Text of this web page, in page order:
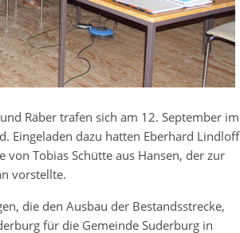
Räber trafen sich am 12. September im
Eingeladen dazu hatten Eberhard Lindloff
Tobias Schütte aus Hansen, der zur
vorstellte.
die den Ausbau der Bestandsstrecke,
für die Gemeinde Suderburg in